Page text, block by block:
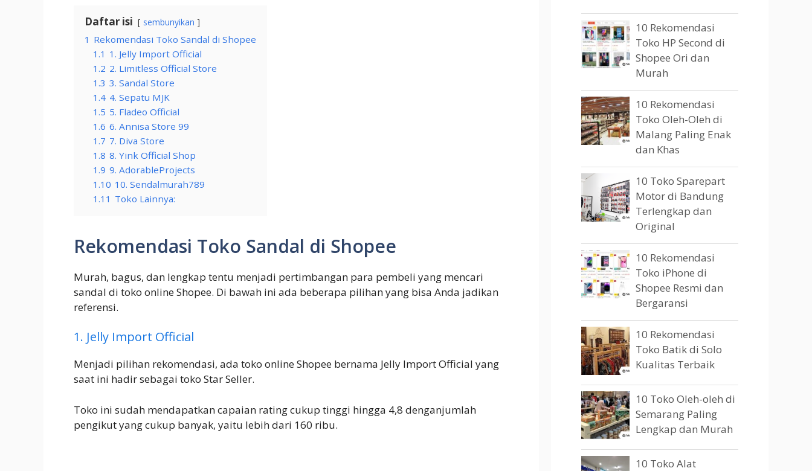
Daftar isi sembunyikan
1 Rekomendasi Toko Sandal di Shopee
1.1 1. Jelly Import Official
1.2 2. Limitless Official Store
1.3 3. Sandal Store
1.4 4. Sepatu MJK
1.5 5. Fladeo Official
1.6 6. Annisa Store 99
1.7 7. Diva Store
1.8 8. Yink Official Shop
1.9 9. AdorableProjects
1.10 10. Sendalmurah789
1.11 Toko Lainnya:
Rekomendasi Toko Sandal di Shopee
Murah, bagus, dan lengkap tentu menjadi pertimbangan para pembeli yang mencari
sandal di toko online Shopee. Di bawah ini ada beberapa pilihan yang bisa Anda jadikan
referensi.
1. Jelly Import Official
Menjadi pilihan rekomendasi, ada toko online Shopee bernama Jelly Import Official yang
saat ini hadir sebagai toko Star Seller.
Toko ini sudah mendapatkan capaian rating cukup tinggi hingga 4,8 denganjumlah
pengikut yang cukup banyak, yaitu lebih dari 160 ribu.
10 Rekomendasi
Toko HP Second di
Shopee Ori dan
Murah
10 Rekomendasi
Toko Oleh-Oleh di
Malang Paling Enak
dan Khas
10 Toko Sparepart
Motor di Bandung
Terlengkap dan
Original
10 Rekomendasi
Toko iPhone di
Shopee Resmi dan
Bergaransi
10 Rekomendasi
Toko Batik di Solo
Kualitas Terbaik
10 Toko Oleh-oleh di
Semarang Paling
Lengkap dan Murah
10 Toko Alat